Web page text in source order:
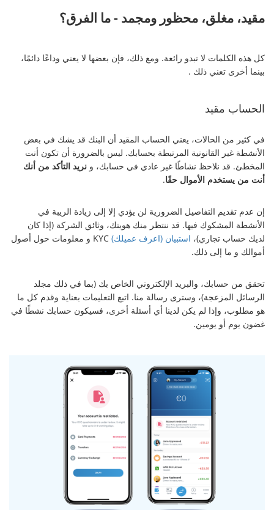
مقيد، مغلق، محظور ومجمد - ما الفرق؟
كل هذه الكلمات لا تبدو رائعة. ومع ذلك، فإن بعضها لا يعني وداعًا دائمًا،
بينما أخرى تعني ذلك .
الحساب مقيد
في كثير من الحالات، يعني الحساب المقيد أن البنك قد يشك في بعض
الأنشطة غير القانونية المرتبطة بحسابك. ليس بالضرورة أن تكون أنت
المخطئ. قد نلاحظ نشاطًا غير عادي في حسابك، و نريد التأكد من أنك
أنت من يستخدم الأموال حقًا.
إن عدم تقديم التفاصيل الضرورية لن يؤدي إلا إلى زيادة الريبة في
الأنشطة المشكوك فيها. قد ننتظر منك هويتك، وثائق الشركة (إذا كان
لديك حساب تجاري)، استبيان (اعرف عميلك)
KYC و معلومات حول أصول
أموالك و ما إلى ذلك.
تحقق من حسابك، والبريد الإلكتروني الخاص بك (بما في ذلك مجلد
الرسائل المزعجة)، وسترى رسالة منا. اتبع التعليمات بعناية وقدم كل ما
هو مطلوب، وإذا لم يكن لدينا أي أسئلة أخرى، فسيكون حسابك نشطًا في
غضون يوم أو يومين.